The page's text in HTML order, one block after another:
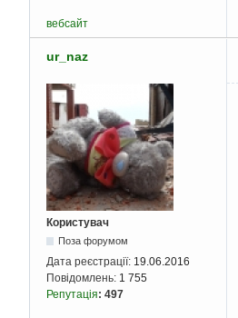
вебсайт
ur_naz
Користувач
Поза форумом
Дата реєстрації: 19.06.2016
Повідомлень: 1 755
Репутація: 497